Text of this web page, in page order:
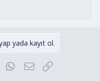
yada kayıt ol.
Tumblr WhatsApp
E-posta